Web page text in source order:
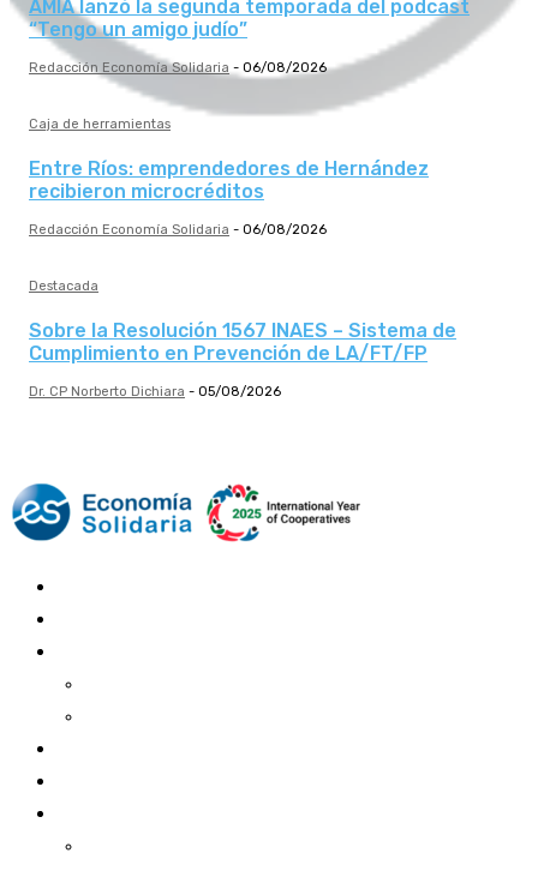
AMIA lanzó la segunda temporada del podcast
“Tengo un amigo judío”
Redacción Economía Solidaria - 06/08/2026
Caja de herramientas
Entre Ríos: emprendedores de Hernández
recibieron microcréditos
Redacción Economía Solidaria - 06/08/2026
Destacada
Sobre la Resolución 1567 INAES – Sistema de
Cumplimiento en Prevención de LA/FT/FP
Dr. CP Norberto Dichiara - 05/08/2026